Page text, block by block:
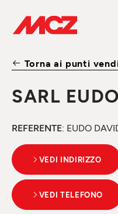
Torna ai punti
SARL
REFERENTE: EUDO
VEDI INDIRIZZO
VEDI TELEFONO